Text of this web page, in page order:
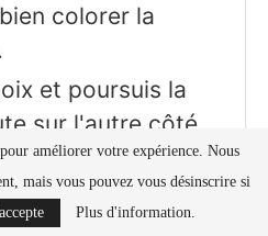
colorer la
et poursuis la
sur l'autre côté
belle coloration
chair encore
améliorer votre expérience. Nous
mais vous pouvez vous désinscrire si
Plus d'information.